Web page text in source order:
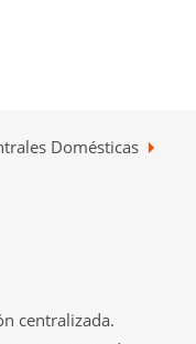
Domésticas
centralizada.